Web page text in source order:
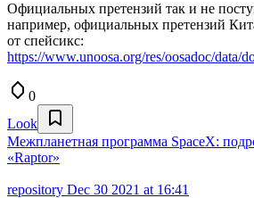
Официальных претензий так и не
например, официальных претензий
от спейсикс:
https://www.unoosa.org/res/oosadoc/data/
0
Look
Межпланетная программа SpaceX:
«Raptor»
repository Dec 30 2021 at 16:41